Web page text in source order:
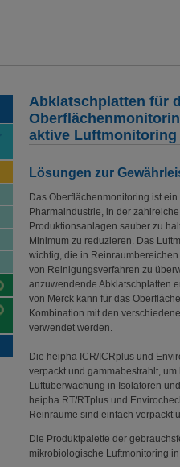
Abklatschplatten für
aktive Luftmonitoring
Lösungen zur
Das Oberflächenmonitoring ist
Pharmaindustrie, in der
Produktionsanlagen sauber zu
Minimum zu reduzieren. Das
wichtig, die in
von Reinigungsverfahren zu
anzuwendende Abklatschplatten
von Merck kann für das
Kombination mit den
verwendet werden.
Die heipha ICR/ICRplus und
verpackt und gammabestrahlt,
Luftüberwachung in Isolatoren
heipha RT/RTplus und
Reinräume sind einfach verpackt
Die Produktpalette der
mikrobiologische Luftmonitoring